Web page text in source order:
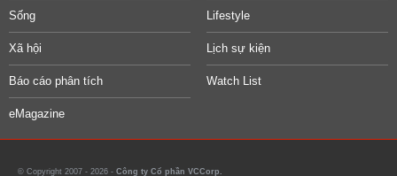
Sống Lifestyle
Xã hội Lịch sự kiện
Báo cáo phân tích Watch List
eMagazine
© Copyright 2007 - 2026 - Công ty Cổ phần VCCorp.